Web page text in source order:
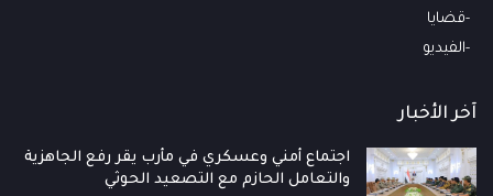
قضايا
الفيديو
آخر الأخبار
اجتماع أمني وعسكري في مأرب يقر رفع الجاهزية
والتعامل الحازم مع التصعيد الحوثي